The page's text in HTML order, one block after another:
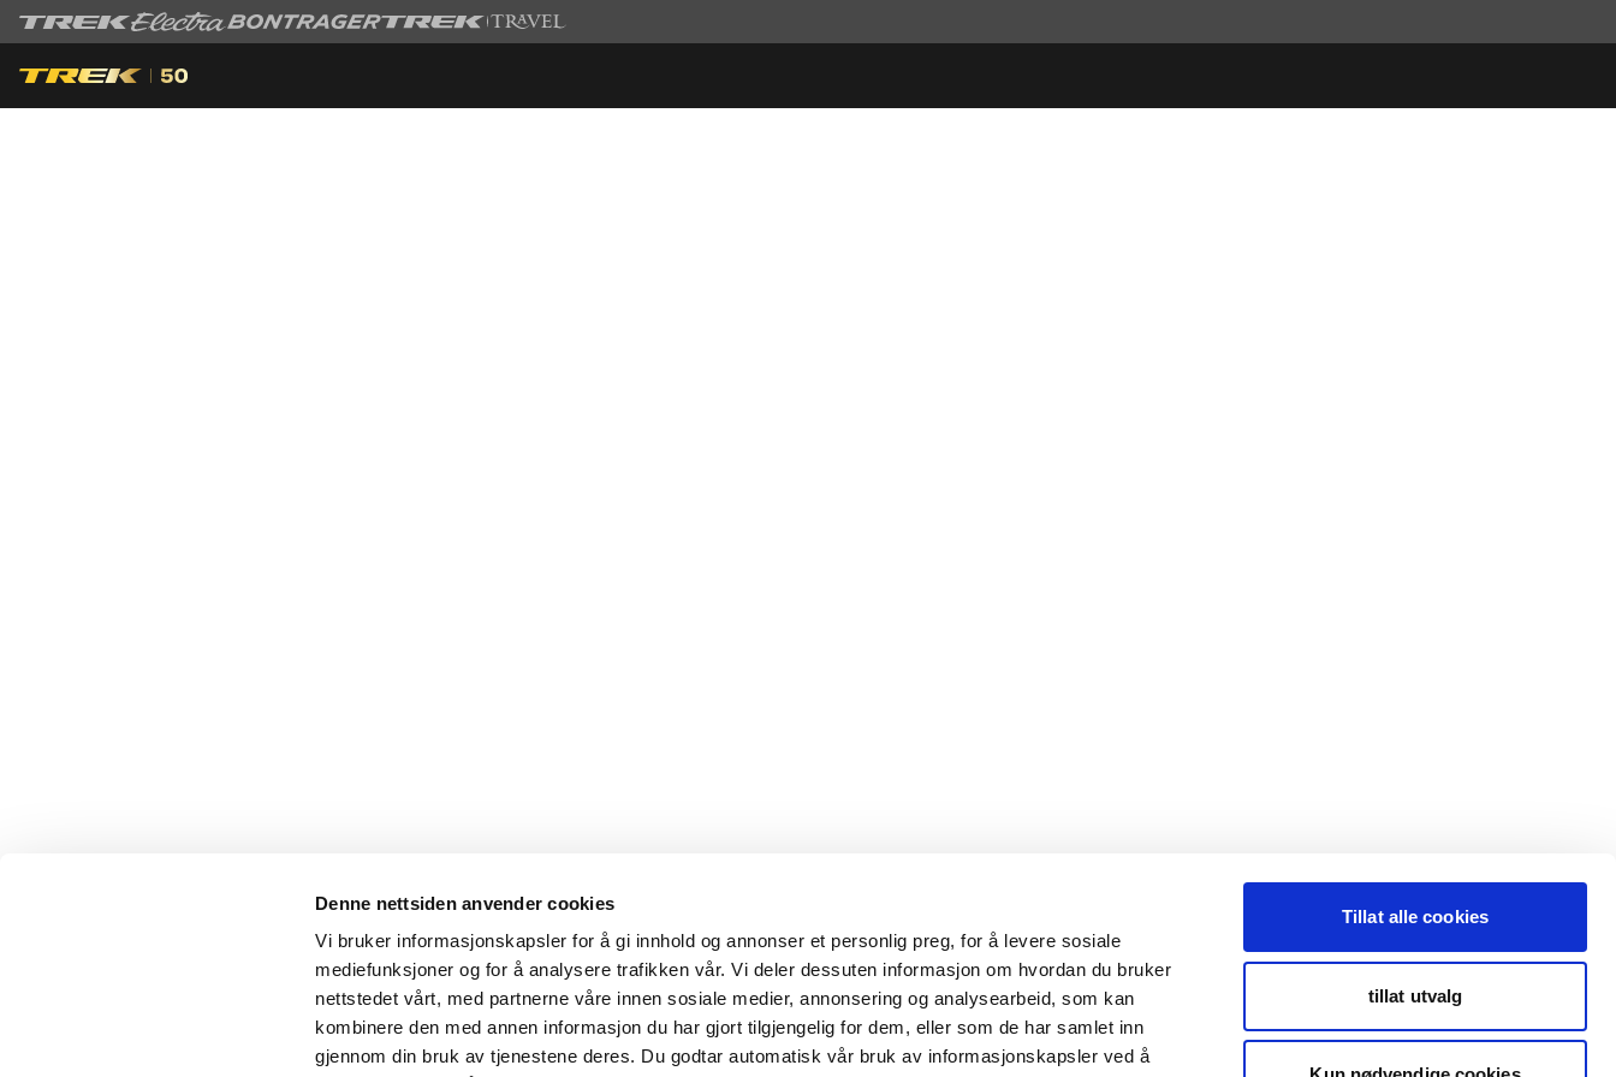
Denne nettsiden anvender cookies
Vi bruker informasjonskapsler for å gi innhold og annonser et personlig preg, for å levere sosiale
mediefunksjoner og for å analysere trafikken vår. Vi deler dessuten informasjon om hvordan du bruker
nettstedet vårt, med partnerne våre innen sosiale medier, annonsering og analysearbeid, som kan
kombinere den med annen informasjon du har gjort tilgjengelig for dem, eller som de har samlet inn
gjennom din bruk av tjenestene deres. Du godtar automatisk vår bruk av informasjonskapsler ved å
Tillat alle cookies
tillat utvalg